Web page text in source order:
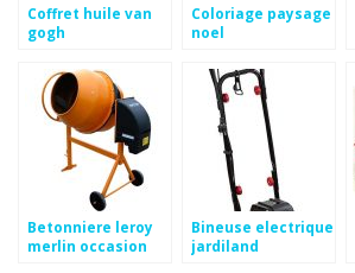
Coffret huile van
gogh
Coloriage paysage
noel
Betonniere leroy
merlin occasion
Bineuse electrique
jardiland